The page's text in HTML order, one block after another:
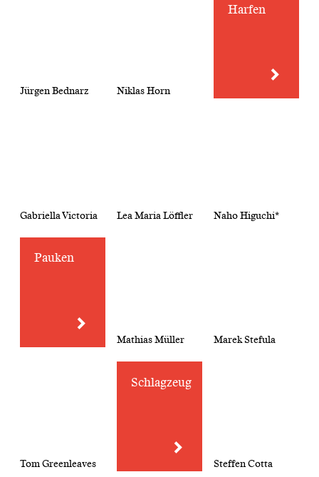
Jürgen Bednarz Niklas Horn
Harfen
Gabriella Victoria Lea Maria Löffler Naho Higuchi*
Pauken
Mathias Müller Marek Stefula
Tom Greenleaves
Schlagzeug
Steffen Cotta